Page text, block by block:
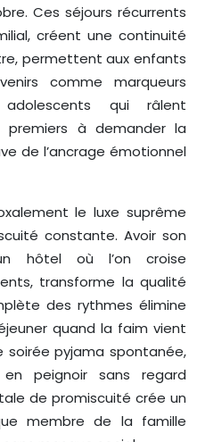
Ces séjours récurrents
créent une continuité
permettent aux enfants
comme marqueurs
qui râlent
premiers à demander la
de l’ancrage émotionnel
le luxe suprême
constante. Avoir son
hôtel où l’on croise
transforme la qualité
des rythmes élimine
quand la faim vient
soirée pyjama spontanée,
peignoir sans regard
de promiscuité crée un
membre de la famille